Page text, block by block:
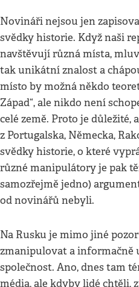
Novináři nejsou jen
svědky historie. Když naši
navštěvují různá místa,
tak unikátní znalost a
místo by možná někdo
Západ“, ale nikdo není
celé země. Proto je
z Portugalska, Německa,
svědky historie, o které
různé manipulátory je pak
samozřejmě jedno)
od novinářů nebyli.
Na Rusku je mimo jiné
zmanipulovat a informačně
společnost. Ano, dnes tam
média, ale kdyby lidé chtěli,